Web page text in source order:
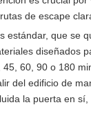
de escape
estándar, que se
diseñados
60, 90 o 180
del edificio de
la puerta en